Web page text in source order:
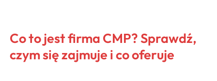
Co to jest firma CMP? Sprawdź,
czym się zajmuje i co oferuje